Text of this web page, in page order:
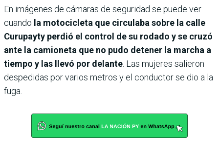
En imágenes de cámaras de seguridad se puede ver
cuando la motocicleta que circulaba sobre la calle
Curupayty perdió el control de su rodado y se cruzó
ante la camioneta que no pudo detener la marcha a
tiempo y las llevó por delante . Las mujeres salieron
despedidas por varios metros y el conductor se dio a la
fuga.